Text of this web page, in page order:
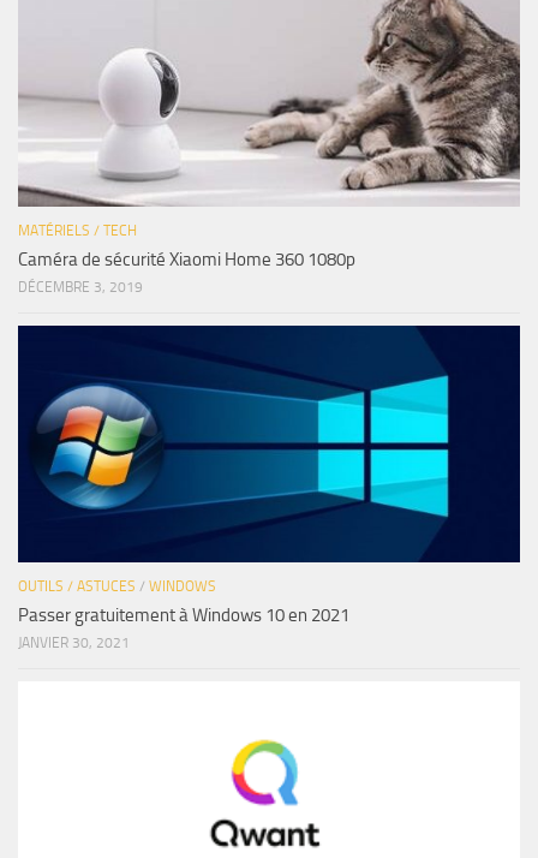
MATÉRIELS / TECH
Caméra de sécurité Xiaomi Home 360 1080p
DÉCEMBRE 3, 2019
OUTILS / ASTUCES / WINDOWS
Passer gratuitement à Windows 10 en 2021
JANVIER 30, 2021